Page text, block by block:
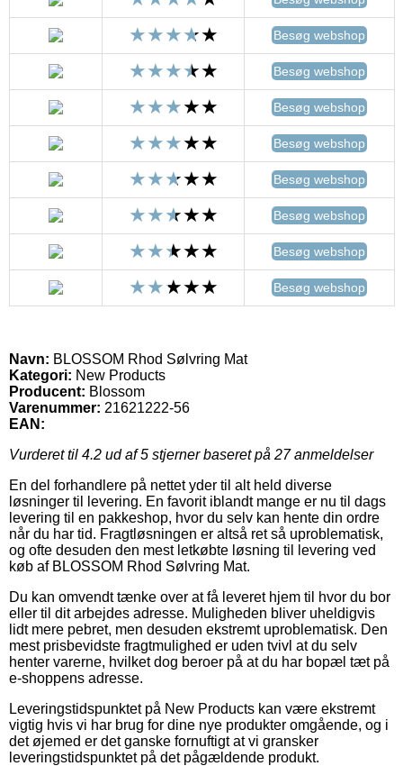
Besøg webshop
Besøg webshop
Besøg webshop
Besøg webshop
Besøg webshop
Besøg webshop
Besøg webshop
Besøg webshop
Navn: BLOSSOM Rhod Sølvring Mat
Kategori: New Products
Producent: Blossom
Varenummer: 21621222-56
EAN:
Vurderet til 4.2 ud af 5 stjerner baseret på 27anmeldelser
En del forhandlere på nettet yder til alt held diverse
løsninger til levering. En favorit iblandt mange er nu til dags
levering til en pakkeshop, hvor du selv kan hente din ordre
når du har tid. Fragtløsningen er altså ret så uproblematisk,
og ofte desuden den mest letkøbte løsning til levering ved
køb af BLOSSOM Rhod Sølvring Mat.
Du kan omvendt tænke over at få leveret hjem til hvor du bor
eller til dit arbejdes adresse. Muligheden bliver uheldigvis
lidt mere pebret, men desuden ekstremt uproblematisk. Den
mest prisbevidste fragtmulighed er uden tvivl at du selv
henter varerne, hvilket dog beroer på at du har bopæl tæt på
e-shoppens adresse.
Leveringstidspunktet på New Products kan være ekstremt
vigtig hvis vi har brug for dine nye produkter omgående, og i
det øjemed er det ganske fornuftigt at vi gransker
leveringstidspunktet på det pågældende produkt.